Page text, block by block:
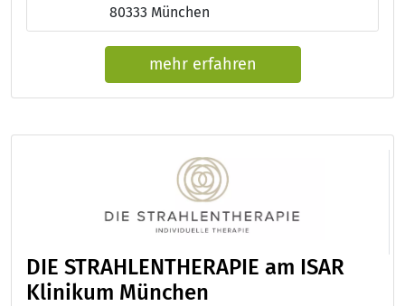
80333 München
mehr erfahren
DIE STRAHLENTHERAPIE am ISAR
Klinikum München